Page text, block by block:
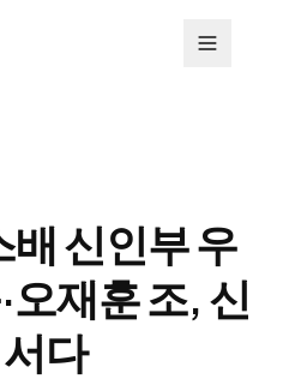
신인부 우
재훈 조, 신
다